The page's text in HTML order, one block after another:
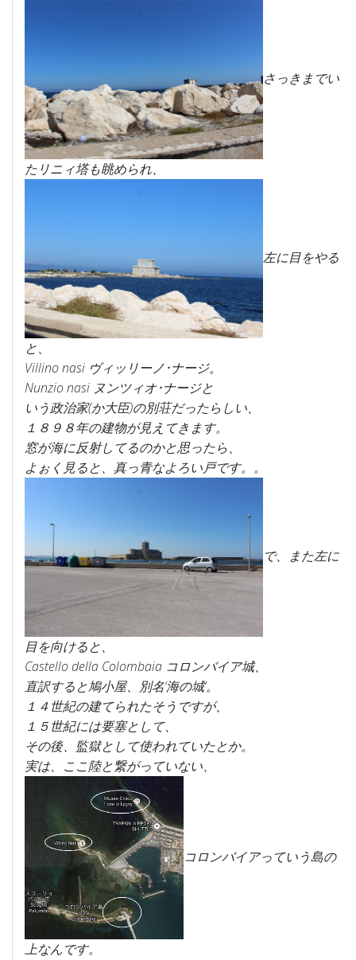
さっきまでい
たリニィ塔も眺められ、
左に目をやる
と、
Villino nasi ヴィッリーノ･ナージ。
Nunzio nasi ヌンツィオ･ナージと
いう政治家(か大臣)の別荘だったらしい、
１８９８年の建物が見えてきます。
窓が海に反射してるのかと思ったら、
よぉく見ると、真っ青なよろい戸です。。
で、また左に
目を向けると、
Castello della Colombaia コロンバイア城、
直訳すると鳩小屋、別名‘海の城’。
１４世紀の建てられたそうですが、
１５世紀には要塞として、
その後、監獄として使われていたとか。
実は、ここ陸と繋がっていない、
コロンバイアっていう島の
上なんです。